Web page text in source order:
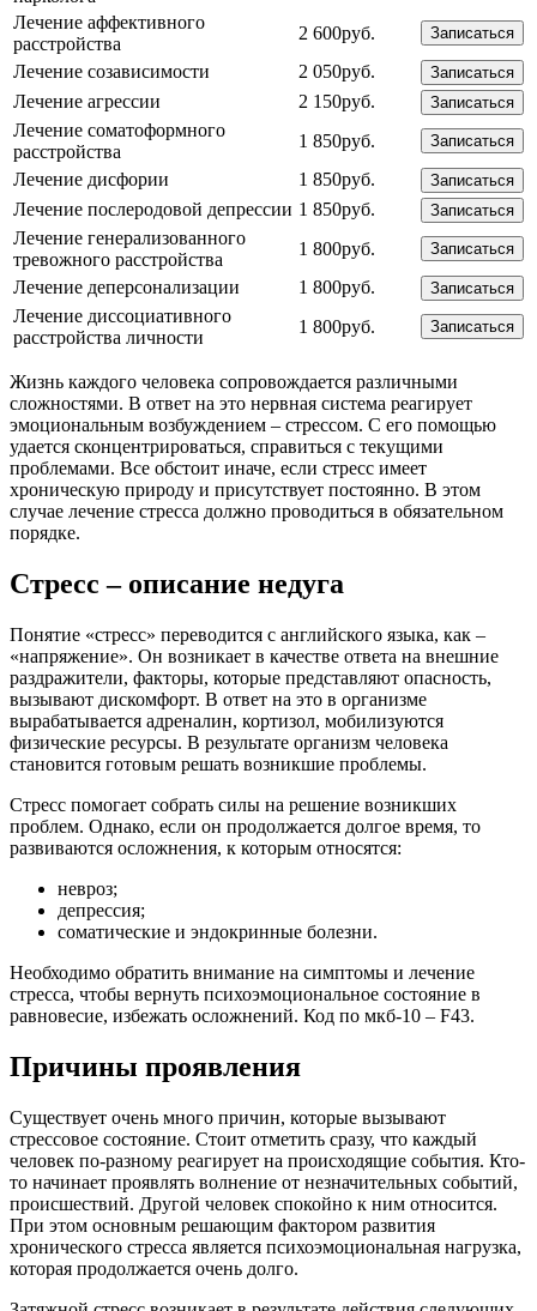
Лечение аффективного
расстройства
2 600руб. Записаться
Лечение созависимости 2 050руб. Записаться
Лечение агрессии 2 150руб. Записаться
Лечение соматоформного
расстройства
1 850руб. Записаться
Лечение дисфории 1 850руб. Записаться
Лечение послеродовой депрессии 1 850руб. Записаться
Лечение генерализованного
тревожного расстройства
1 800руб. Записаться
Лечение деперсонализации 1 800руб. Записаться
Лечение диссоциативного
расстройства личности
1 800руб. Записаться
Жизнь каждого человека сопровождается различными
сложностями. В ответ на это нервная система реагирует
эмоциональным возбуждением – стрессом. С его помощью
удается сконцентрироваться, справиться с текущими
проблемами. Все обстоит иначе, если стресс имеет
хроническую природу и присутствует постоянно. В этом
случае лечение стресса должно проводиться в обязательном
порядке.
Стресс – описание недуга
Понятие «стресс» переводится с английского языка, как –
«напряжение». Он возникает в качестве ответа на внешние
раздражители, факторы, которые представляют опасность,
вызывают дискомфорт. В ответ на это в организме
вырабатывается адреналин, кортизол, мобилизуются
физические ресурсы. В результате организм человека
становится готовым решать возникшие проблемы.
Стресс помогает собрать силы на решение возникших
проблем. Однако, если он продолжается долгое время, то
развиваются осложнения, к которым относятся:
невроз;
депрессия;
соматические и эндокринные болезни.
Необходимо обратить внимание на симптомы и лечение
стресса, чтобы вернуть психоэмоциональное состояние в
равновесие, избежать осложнений. Код по мкб-10 – F43.
Причины проявления
Существует очень много причин, которые вызывают
стрессовое состояние. Стоит отметить сразу, что каждый
человек по-разному реагирует на происходящие события. Кто-
то начинает проявлять волнение от незначительных событий,
происшествий. Другой человек спокойно к ним относится.
При этом основным решающим фактором развития
хронического стресса является психоэмоциональная нагрузка,
которая продолжается очень долго.